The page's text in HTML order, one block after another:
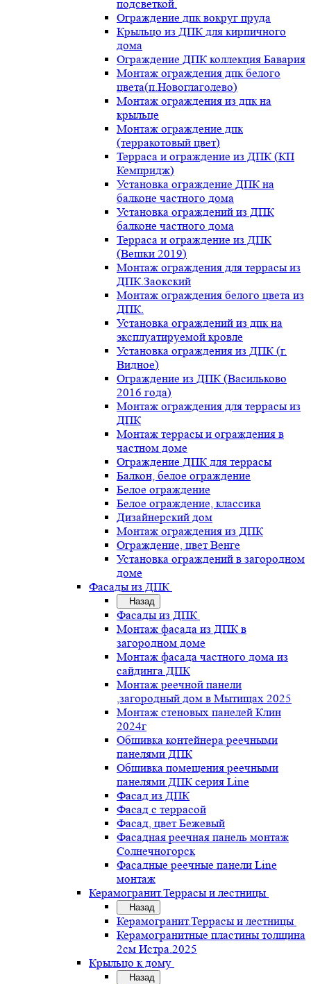
подсветкой.
Ограждение дпк вокруг пруда
Крыльцо из ДПК для кирпичного
дома
Ограждение ДПК коллекция Бавария
Монтаж ограждения дпк белого
цвета(п.Новоглаголево)
Монтаж ограждения из дпк на
крыльце
Монтаж ограждение дпк
(терракотовый цвет)
Терраса и ограждение из ДПК (КП
Кемпридж)
Установка ограждение ДПК на
балконе частного дома
Установка ограждений из ДПК
балконе частного дома
Терраса и ограждение из ДПК
(Вешки 2019)
Монтаж ограждения для террасы из
ДПК.Заокский
Монтаж ограждения белого цвета из
ДПК.
Установка ограждений из дпк на
эксплуатируемой кровле
Установка ограждения из ДПК (г.
Видное)
Ограждение из ДПК (Васильково
2016 года)
Монтаж ограждения для террасы из
ДПК
Монтаж террасы и ограждения в
частном доме
Ограждение ДПК для террасы
Балкон, белое ограждение
Белое ограждение
Белое ограждение, классика
Дизайнерский дом
Монтаж ограждения из ДПК
Ограждение, цвет Венге
Установка ограждений в загородном
доме
Фасады из ДПК
Назад
Фасады из ДПК
Монтаж фасада из ДПК в
загородном доме
Монтаж фасада частного дома из
сайдинга ДПК
Монтаж реечной панели
,загородный дом в Мытищах 2025
Монтаж стеновых панелей Клин
2024г
Обшивка контейнера реечными
панелями ДПК
Обшивка помещения реечными
панелями ДПК серия Line
Фасад из ДПК
Фасад с террасой
Фасад, цвет Бежевый
Фасадная реечная панель монтаж
Солнечногорск
Фасадные реечные панели Line
монтаж
Керамогранит.Террасы и лестницы
Назад
Керамогранит.Террасы и лестницы
Керамогранитные пластины толщина
2см Истра.2025
Крыльцо к дому
Назад